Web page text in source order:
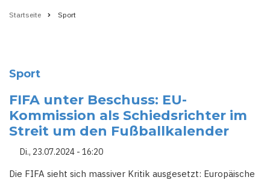
Pfadnavigation
Startseite Sport
Sport
FIFA unter Beschuss: EU-
Kommission als Schiedsrichter im
Streit um den Fußballkalender
Di., 23.07.2024 - 16:20
Die FIFA sieht sich massiver Kritik ausgesetzt: Europäische